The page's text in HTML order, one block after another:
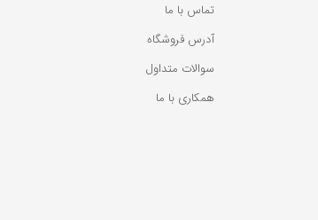
تماس با ما
آدرس فروشگاه
سوالات متداول
همکاری با ما